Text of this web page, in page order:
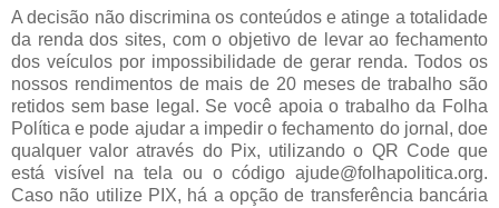
A decisão não discrimina os conteúdos e atinge a totalidade
da renda dos sites, com o objetivo de levar ao fechamento
dos veículos por impossibilidade de gerar renda. Todos os
nossos rendimentos de mais de 20 meses de trabalho são
retidos sem base legal. Se você apoia o trabalho da Folha
Política e pode ajudar a impedir o fechamento do jornal, doe
qualquer valor através do Pix, utilizando o QR Code que
está visível na tela ou o código ajude@folhapolitica.org.
Caso não utilize PIX, há a opção de transferência bancária